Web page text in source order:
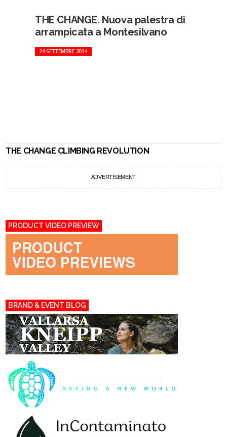
THE CHANGE. Nuova palestra di
arrampicata a Montesilvano
24 SETTEMBRE 2014
THE CHANGE CLIMBING REVOLUTION
ADVERTISEMENT
PRODUCT VIDEO PREVIEW
BRAND & EVENT BLOG